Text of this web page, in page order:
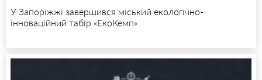
У Запоріжжі завершився міський екологічно-
інноваційний табір «ЕкоКемп»